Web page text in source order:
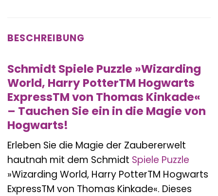
BESCHREIBUNG
Schmidt Spiele Puzzle »Wizarding
World, Harry PotterTM Hogwarts
ExpressTM von Thomas Kinkade«
– Tauchen Sie ein in die Magie von
Hogwarts!
Erleben Sie die Magie der Zaubererwelt
hautnah mit dem Schmidt Spiele Puzzle
»Wizarding World, Harry PotterTM Hogwarts
ExpressTM von Thomas Kinkade«. Dieses